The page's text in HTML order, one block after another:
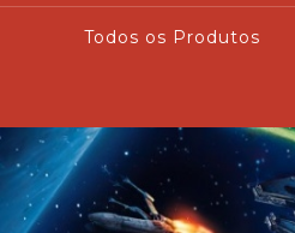
Todos os Produtos